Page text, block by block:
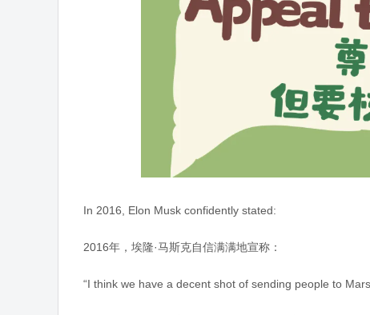
In 2016, Elon Musk confidently stated:
2016年，埃隆·马斯克自信满满地宣称：
“I think we have a decent shot of sending people to